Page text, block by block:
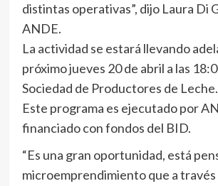
distintas operativas”, dijo Laura Di
ANDE.
La actividad se estará llevando
próximo jueves 20 de abril a las
Sociedad de Productores de Leche.
Este programa es ejecutado por
financiado con fondos del BID.
“Es una gran oportunidad, está
microemprendimiento que a través